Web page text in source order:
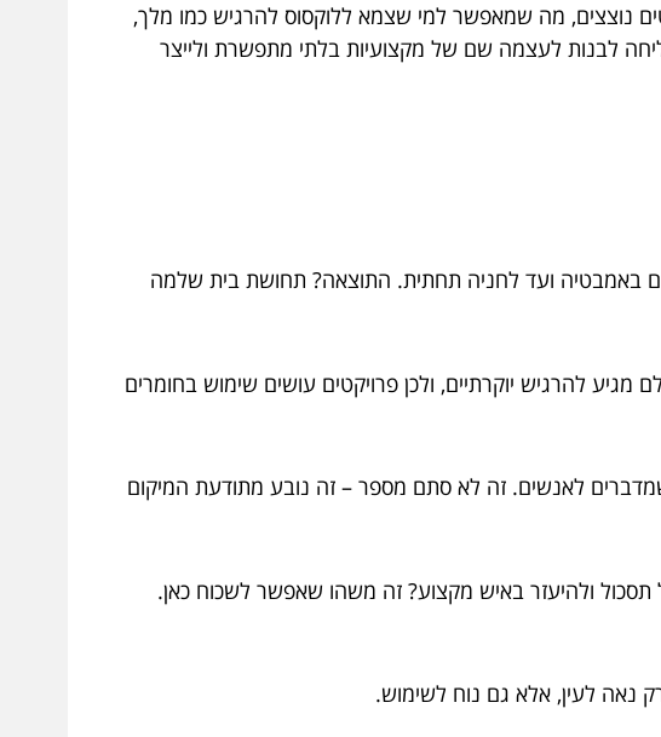
נוצצים, מה שמאפשר למי שצמא ללוקסוס להרגיש כמו מלך,
לבנות לעצמה שם של מקצועיות בלתי מתפשרת ולייצר
באמבטיה ועד לחניה תחתית. התוצאה? תחושת בית שלמה
מגיע להרגיש יוקרתיים, ולכן פרויקטים עושים שימוש בחומרים
לאנשים. זה לא סתם מספר – זה נובע מתודעת המיקום
ולהיעזר באיש מקצוע? זה משהו שאפשר לשכוח כאן.
נאה לעין, אלא גם נוח לשימוש.